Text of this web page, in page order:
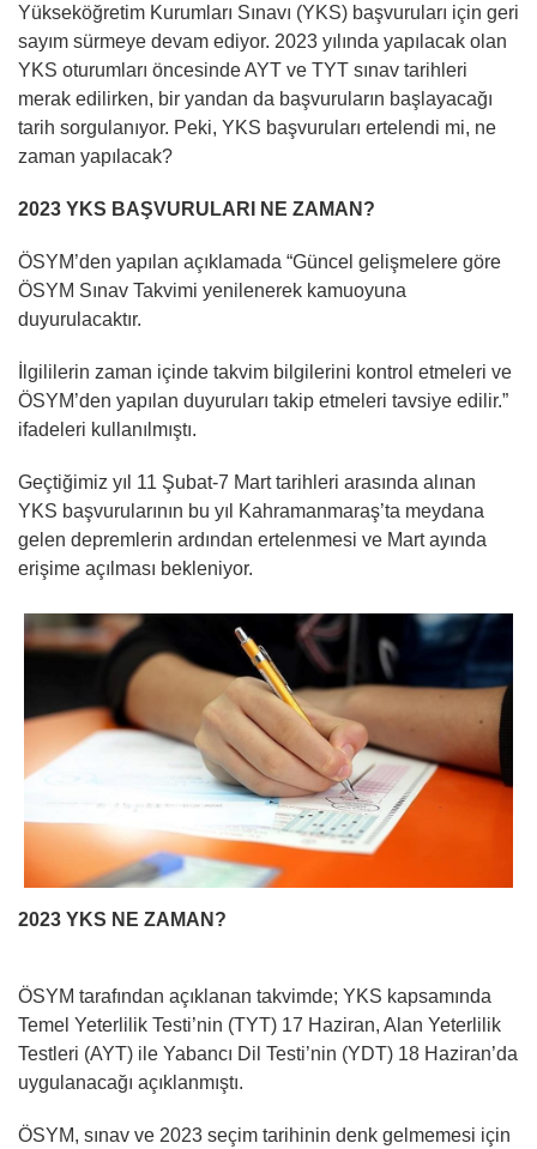
Yükseköğretim Kurumları Sınavı (YKS) başvuruları için geri
sayım sürmeye devam ediyor. 2023 yılında yapılacak olan
YKS oturumları öncesinde AYT ve TYT sınav tarihleri
merak edilirken, bir yandan da başvuruların başlayacağı
tarih sorgulanıyor. Peki, YKS başvuruları ertelendi mi, ne
zaman yapılacak?
2023 YKS BAŞVURULARI NE ZAMAN?
ÖSYM’den yapılan açıklamada “Güncel gelişmelere göre
ÖSYM Sınav Takvimi yenilenerek kamuoyuna
duyurulacaktır.
İlgililerin zaman içinde takvim bilgilerini kontrol etmeleri ve
ÖSYM’den yapılan duyuruları takip etmeleri tavsiye edilir.”
ifadeleri kullanılmıştı.
Geçtiğimiz yıl 11 Şubat-7 Mart tarihleri arasında alınan
YKS başvurularının bu yıl Kahramanmaraş’ta meydana
gelen depremlerin ardından ertelenmesi ve Mart ayında
erişime açılması bekleniyor.
2023 YKS NE ZAMAN?
ÖSYM tarafından açıklanan takvimde; YKS kapsamında
Temel Yeterlilik Testi’nin (TYT) 17 Haziran, Alan Yeterlilik
Testleri (AYT) ile Yabancı Dil Testi’nin (YDT) 18 Haziran’da
uygulanacağı açıklanmıştı.
ÖSYM, sınav ve 2023 seçim tarihinin denk gelmemesi için